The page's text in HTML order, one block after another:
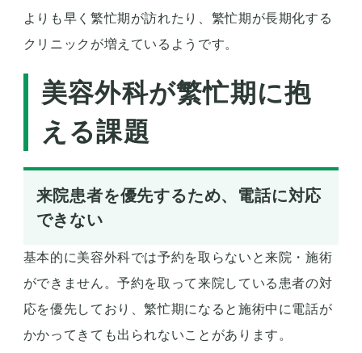
よりも早く繁忙期が訪れたり、繁忙期が長期化する
クリニックが増えているようです。
美容外科が繁忙期に抱
える課題
来院患者を優先するため、電話に対応
できない
基本的に美容外科では予約を取らないと来院・施術
ができません。予約を取って来院している患者の対
応を優先しており、繁忙期になると施術中に電話が
かかってきても出られないことがあります。